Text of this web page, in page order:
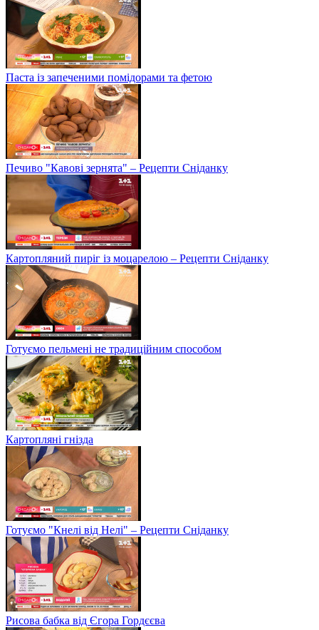
Паста із запеченими помідорами та фетою
Печиво "Кавові зернята" – Рецепти Сніданку
Картопляний пиріг із моцарелою – Рецепти Сніданку
Готуємо пельмені не традиційним способом
Картопляні гнізда
Готуємо "Кнелі від Нелі" – Рецепти Сніданку
Рисова бабка від Єгора Гордєєва